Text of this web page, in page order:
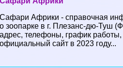
Сафари Африки - справочная
о зоопарке в г. Плезанс-дю-Туш
адрес, телефоны, график работы,
официальный сайт в 2023 году...